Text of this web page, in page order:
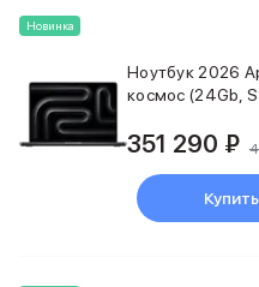
Мультимедиа
Новинка
Ноутбук 2026
космос (24Gb,
351 290 ₽
Купить